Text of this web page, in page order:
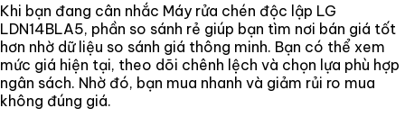
Khi bạn đang cân nhắc Máy rửa chén độc lập LG
LDN14BLA5, phần so sánh rẻ giúp bạn tìm nơi bán giá tốt
hơn nhờ dữ liệu so sánh giá thông minh. Bạn có thể xem
mức giá hiện tại, theo dõi chênh lệch và chọn lựa phù hợp
ngân sách. Nhờ đó, bạn mua nhanh và giảm rủi ro mua
không đúng giá.